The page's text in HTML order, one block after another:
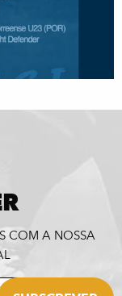
COM A NOSSA